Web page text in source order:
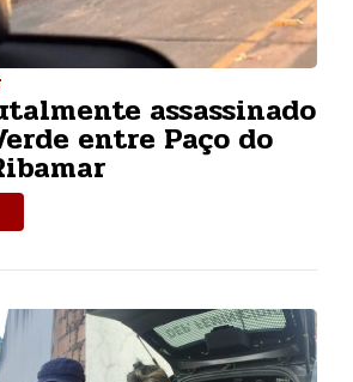
assassinado
entre Paço do